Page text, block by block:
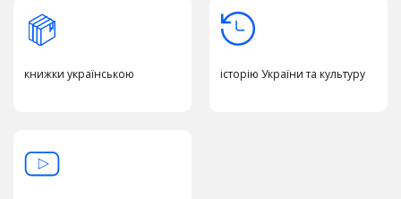
книжки українською історію України та культуру